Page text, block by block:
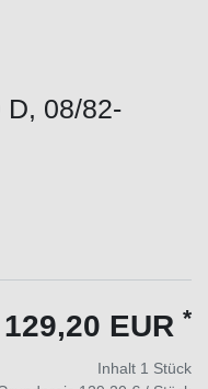
D, 08/82-
129,20 EUR *
Inhalt 1 Stück